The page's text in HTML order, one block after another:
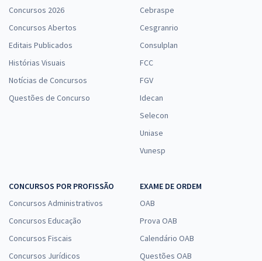
Concursos 2026
Concursos Abertos
Editais Publicados
Histórias Visuais
Notícias de Concursos
Questões de Concurso
Cebraspe
Cesgranrio
Consulplan
FCC
FGV
Idecan
Selecon
Uniase
Vunesp
CONCURSOS POR PROFISSÃO
Concursos Administrativos
Concursos Educação
Concursos Fiscais
Concursos Jurídicos
EXAME DE ORDEM
OAB
Prova OAB
Calendário OAB
Questões OAB